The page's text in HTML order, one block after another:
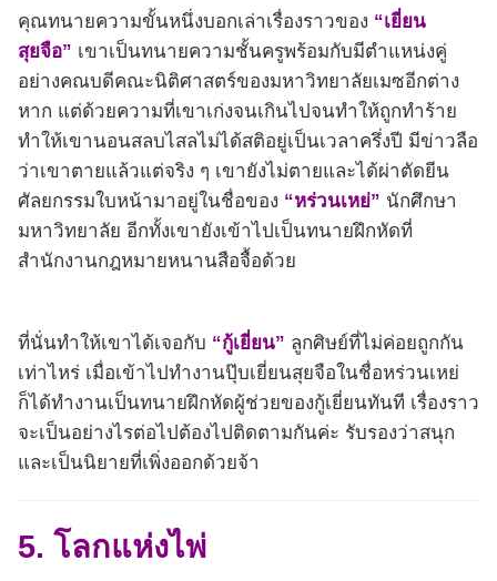
คุณทนายความขั้นหนึ่งบอกเล่าเรื่องราวของ “เยี่ยน
สุยจือ” เขาเป็นทนายความชั้นครูพร้อมกับมีตำแหน่งคู่
อย่างคณบดีคณะนิติศาสตร์ของมหาวิทยาลัยเมซอีกต่าง
หาก แต่ด้วยความที่เขาเก่งจนเกินไปจนทำให้ถูกทำร้าย
ทำให้เขานอนสลบไสลไม่ได้สติอยู่เป็นเวลาครึ่งปี มีข่าวลือ
ว่าเขาตายแล้วแต่จริง ๆ เขายังไม่ตายและได้ผ่าตัดยีน
ศัลยกรรมใบหน้ามาอยู่ในชื่อของ “หร่วนเหย่” นักศึกษา
มหาวิทยาลัย อีกทั้งเขายังเข้าไปเป็นทนายฝึกหัดที่
สำนักงานกฎหมายหนานสือจื้อด้วย
ที่นั่นทำให้เขาได้เจอกับ “กู้เยี่ยน” ลูกศิษย์ที่ไม่ค่อยถูกกัน
เท่าไหร่ เมื่อเข้าไปทำงานปุ๊บเยี่ยนสุยจือในชื่อหร่วนเหย่
ก็ได้ทำงานเป็นทนายฝึกหัดผู้ช่วยของกู้เยี่ยนทันที เรื่องราว
จะเป็นอย่างไรต่อไปต้องไปติดตามกันค่ะ รับรองว่าสนุก
และเป็นนิยายที่เพิ่งออกด้วยจ้า
5. โลกแห่งไพ่